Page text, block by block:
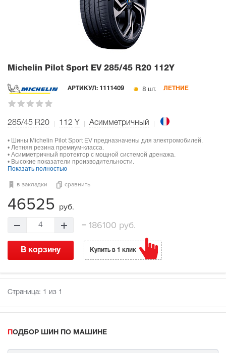
Michelin Pilot Sport EV 285/45 R20 112Y
АРТИКУЛ: 1111409 8 шт. ЛЕТНИЕ
285/45 R20 112 Y Асимметричный
• Шины Michelin Pilot Sport EV предназначены для электромобилей.
• Летняя резина премиум-класса.
• Асимметричный протектор с мощной системой дренажа.
• Высокие показатели производительности.
Показать полностью
в закладки сравнить
46525 руб.
4 = 186100 руб.
В корзину Купить в 1 клик
Страница: 1 из 1
ПОДБОР ШИН ПО МАШИНЕ